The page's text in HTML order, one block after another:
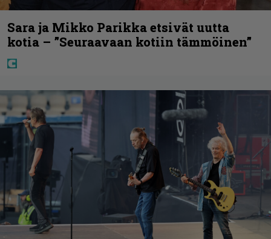
Sara ja Mikko Parikka etsivät uutta
kotia – ”Seuraavaan kotiin tämmöinen”